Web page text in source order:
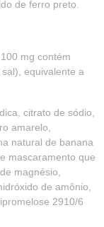
de ferro preto.
mg contém
equivalente a
citrato de sódio,
amarelo,
natural de banana
mascaramento que
magnésio,
de amônio,
2910/6